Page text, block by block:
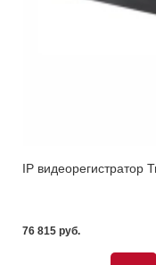
IP видеорегистратор
76 815 pуб.